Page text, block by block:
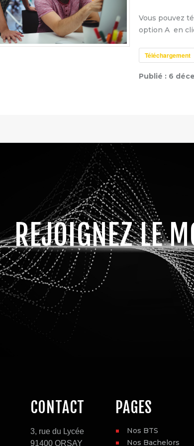
Vous pouvez
option A en
Téléchargement
Publié : 6
REJOIGNEZ LE
CONTACT
3, rue du Lycée
91400 ORSAY
PAGES
Nos BTS
Nos Bachelors